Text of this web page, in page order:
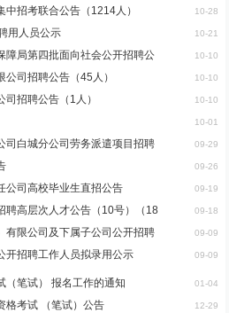
招考联合公告（1214人） 10-28
用人员公示 10-21
障局第四批面向社会公开招聘公 10-10
司招聘公告（45人） 10-10
招聘公告（1人） 10-10
10-01
司白城分公司劳务派遣项目招聘 09-29
09-26
公司高校毕业生直招公告 09-19
聘高层次人才公告（10号）（18 09-18
有限公司及下属子公司公开招聘 09-09
开招聘工作人员拟录用公示 09-09
（笔试） 报名工作的通知 01-04
格考试 （笔试）公告 12-29